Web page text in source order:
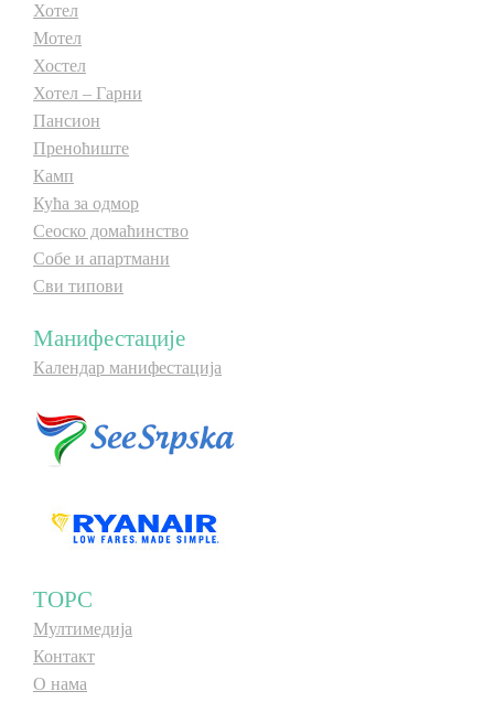
Хотел
Мотел
Хостел
Хотел – Гарни
Пансион
Преноћиште
Камп
Кућа за одмор
Сеоско домаћинство
Собе и апартмани
Сви типови
Манифестације
Календар манифестација
ТОРС
Мултимедија
Контакт
О нама